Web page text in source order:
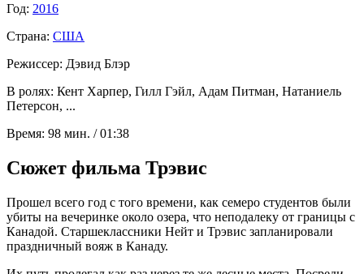
Год: 2016
Страна: США
Режиссер: Дэвид Блэр
В ролях: Кент Харпер, Гилл Гэйл, Адам Питман, Натаниель
Петерсон, ...
Время: 98 мин. / 01:38
Сюжет фильма Трэвис
Прошел всего год с того времени, как семеро студентов были
убиты на вечеринке около озера, что неподалеку от границы с
Канадой. Старшеклассники Нейт и Трэвис запланировали
праздничный вояж в Канаду.